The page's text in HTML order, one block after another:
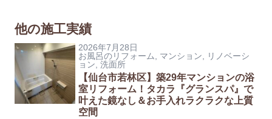
他の施工実績
2026年7月28日
お風呂のリフォーム
マンション
リノベーシ
ョン 洗面所
【仙台市若林区】築29年マンションの浴
室リフォーム！タカラ『グランスパ』で
叶えた鏡なし＆お手入れラクラクな上質
空間